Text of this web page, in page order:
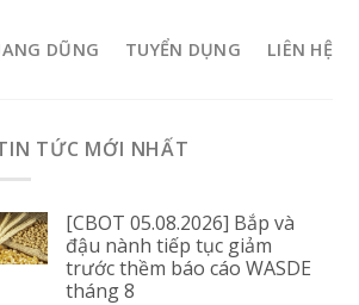
DŨNG TUYỂN DỤNG LIÊN HỆ
TỨC MỚI NHẤT
[CBOT 05.08.2026] Bắp và
đậu nành tiếp tục giảm
trước thềm báo cáo WASDE
tháng 8